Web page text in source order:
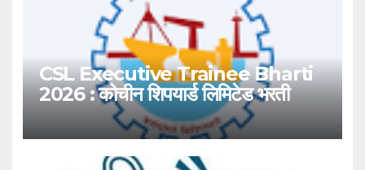
CSL Executive Trainee Bharti
2026 : कोचीन शिपयार्ड लिमिटेड भरती